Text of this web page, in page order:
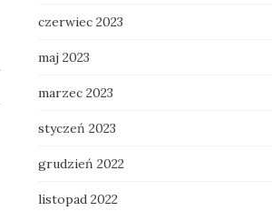
czerwiec 2023
maj 2023
marzec 2023
styczeń 2023
grudzień 2022
listopad 2022